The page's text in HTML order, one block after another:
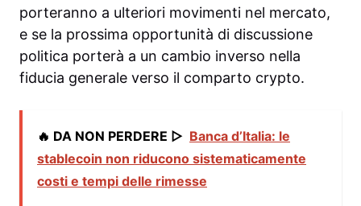
porteranno a ulteriori movimenti nel mercato,
e se la prossima opportunità di discussione
politica porterà a un cambio inverso nella
fiducia generale verso il comparto crypto.
🔥 DA NON PERDERE ▷ Banca d’Italia: le
stablecoin non riducono sistematicamente
costi e tempi delle rimesse